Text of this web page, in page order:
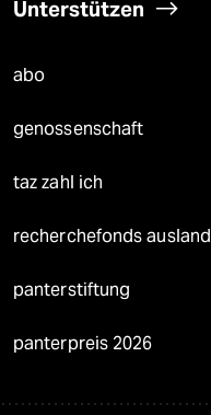
Unterstützen
abo
genossenschaft
taz zahl ich
recherchefonds ausland
panterstiftung
panterpreis 2026